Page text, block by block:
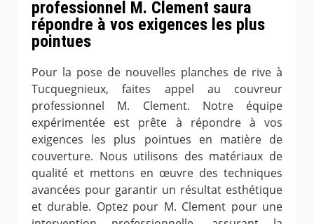
professionnel M. Clement saura
répondre à vos exigences les plus
pointues
Pour la pose de nouvelles planches de rive à
Tucquegnieux, faites appel au couvreur
professionnel M. Clement. Notre équipe
expérimentée est prête à répondre à vos
exigences les plus pointues en matière de
couverture. Nous utilisons des matériaux de
qualité et mettons en œuvre des techniques
avancées pour garantir un résultat esthétique
et durable. Optez pour M. Clement pour une